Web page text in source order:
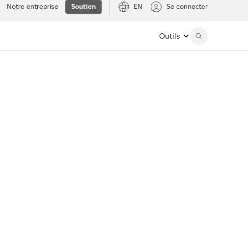
Notre entreprise Soutien EN Se connecter
Outils